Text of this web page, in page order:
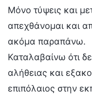
Μόνο τύψεις και
απεχθάνομαι και
ακόμα παραπάνω.
Καταλαβαίνω ότι
αλήθειας και
επιπόλαιος στην